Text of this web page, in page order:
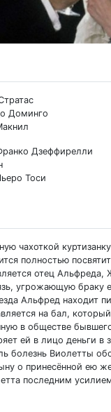
Доминго
Дзеффирелли
Тоси
чахоткой
полностью
отец
угрожающую браку
Альфред находит
на бал,
в обществе
ей в лицо деньги в
болезнь Виолетты
о принесённой ею
последним